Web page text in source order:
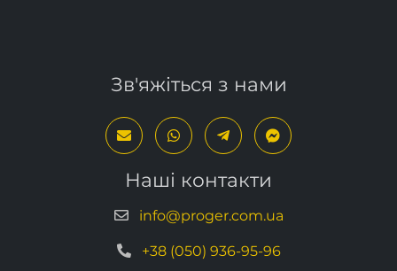
Наші контакти
info@proger.com.ua
+38 (050) 936-95-96